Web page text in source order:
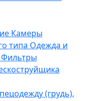
Камеры
типа Одежда и
Фильтры
(грудь),